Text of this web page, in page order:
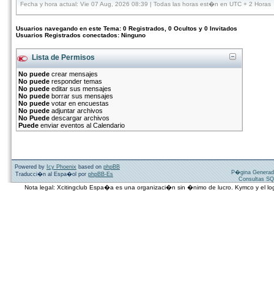
Fecha y hora actual: Vie 07 Aug, 2026 08:39 | Todas las horas est�n en UTC + 2 Horas
Usuarios navegando en este Tema: 0 Registrados, 0 Ocultos y 0 Invitados
Usuarios Registrados conectados: Ninguno
Lista de Permisos
No puede crear mensajes
No puede responder temas
No puede editar sus mensajes
No puede borrar sus mensajes
No puede votar en encuestas
No puede adjuntar archivos
No Puede descargar archivos
Puede enviar eventos al Calendario
Powered by Icy Phoenix based on phpBB
Traducci�n al Espa�ol por phpBB-Es
P�gina
Consultas
Nota legal: Xcitingclub Espa�a es una organizaci�n sin �nimo de lucro. Kymco y el